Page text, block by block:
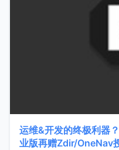
运维&开发的终极利器
业版再赠Zdir/OneNav